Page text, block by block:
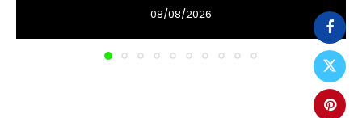
08/08/2026